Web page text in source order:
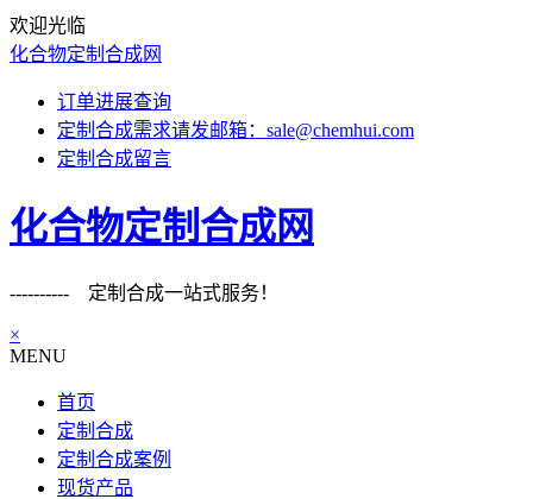
欢迎光临
化合物定制合成网
订单进展查询
定制合成需求请发邮箱：sale@chemhui.com
定制合成留言
化合物定制合成网
---------- 定制合成一站式服务！
×
MENU
首页
定制合成
定制合成案例
现货产品